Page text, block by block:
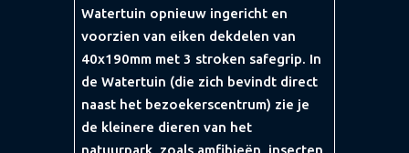
Watertuin opnieuw ingericht en
voorzien van eiken dekdelen van
40x190mm met 3 stroken safegrip. In
de Watertuin (die zich bevindt direct
naast het bezoekerscentrum) zie je
de kleinere dieren van het